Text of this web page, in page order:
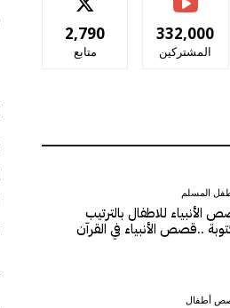
2,790
متابع
332,000
المشتركين
المسلم
الأنبياء للاطفال بالترتيب
..قصص الأنبياء في القرآن
أطفال